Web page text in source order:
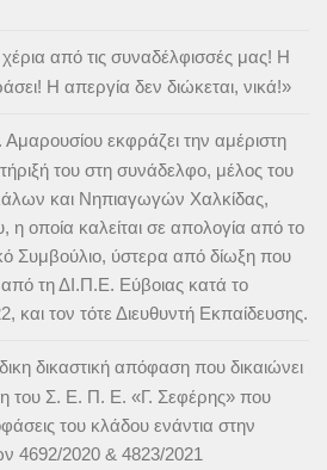
από τις συναδέλφισσές μας! Η
Η απεργία δεν διώκεται, νικά!»
εκφράζει την αμέριστη
του στη συνάδελφο, μέλος του
και Νηπιαγωγών Χαλκίδας,
οποία καλείται σε απολογία από το
Συμβούλιο, ύστερα από δίωξη που
τη ΔΙ.Π.Ε. Εύβοιας κατά το
και τον τότε Διευθυντή Εκπαίδευσης.
δικαστική απόφαση που δικαιώνει
του Σ. Ε. Π. Ε. «Γ. Σεφέρης» που
του κλάδου ενάντια στην
4692/2020 & 4823/2021